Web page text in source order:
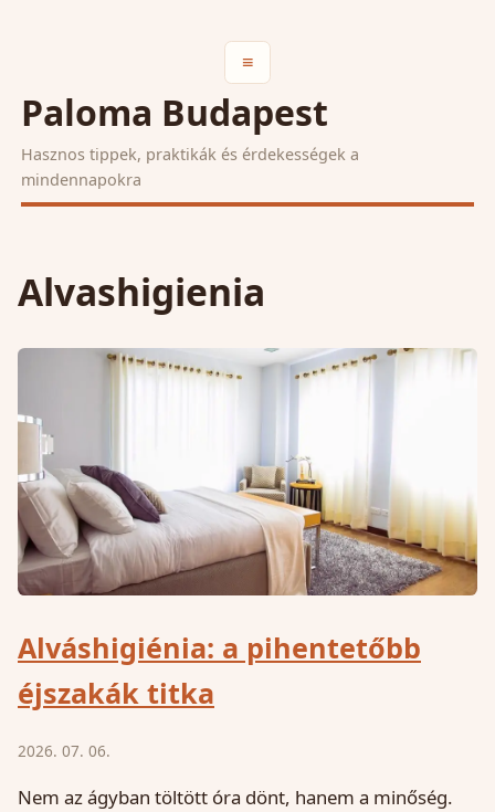
≡
Paloma Budapest
Hasznos tippek, praktikák és érdekességek a
mindennapokra
Alvashigienia
Alváshigiénia: a pihentetőbb
éjszakák titka
2026. 07. 06.
Nem az ágyban töltött óra dönt, hanem a minőség.